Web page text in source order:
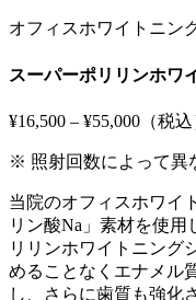
オフィスホワイトニン
スーパーポリリンホワ
¥16,500 – ¥55,000 （税込
※ 照射回数によって異
当院のオフィスホワイ
リン酸Na」素材を使
リリンホワイトニング
めることなくエナメル
し、さらに歯質も強化